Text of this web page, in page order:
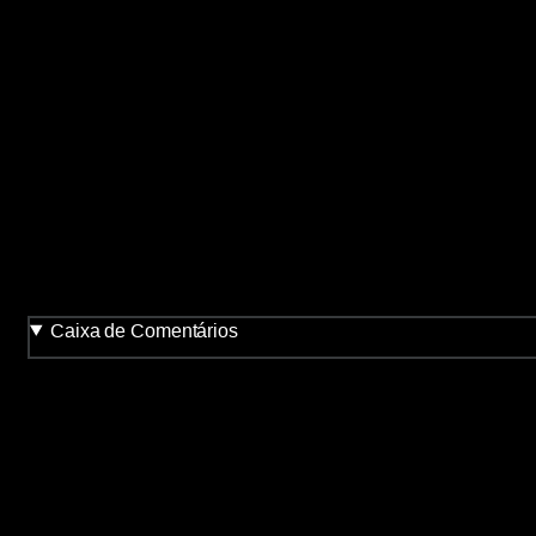
Caixa de Comentários